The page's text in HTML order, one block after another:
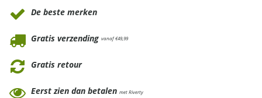
De beste merken
Gratis verzending vanaf €49,99
Gratis retour
Eerst zien dan betalen met Riverty